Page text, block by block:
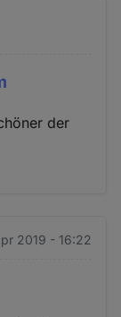
der
2019 - 16:22